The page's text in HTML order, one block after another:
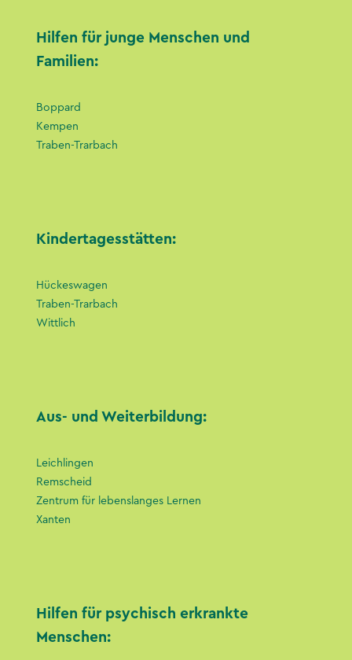
Hilfen für junge Menschen und
Familien:
Boppard
Kempen
Traben-Trarbach
Kindertagesstätten:
Hückeswagen
Traben-Trarbach
Wittlich
Aus- und Weiterbildung:
Leichlingen
Remscheid
Zentrum für lebenslanges Lernen
Xanten
Hilfen für psychisch erkrankte
Menschen: